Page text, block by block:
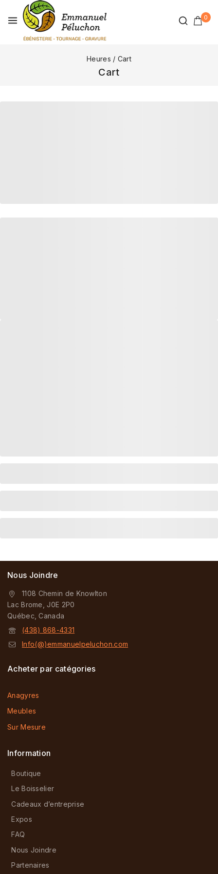
0
Heures / Cart
Cart
Nous Joindre
1108 Chemin de Knowlton
Lac Brome, J0E 2P0
Québec, Canada
(438) 868-4331
Info(@)emmanuelpeluchon.com
Acheter par catégories
Anagyres
Meubles
Sur Mesure
Information
Boutique
Le Boisselier
Cadeaux d’entreprise
Expos
FAQ
Nous Joindre
Partenaires